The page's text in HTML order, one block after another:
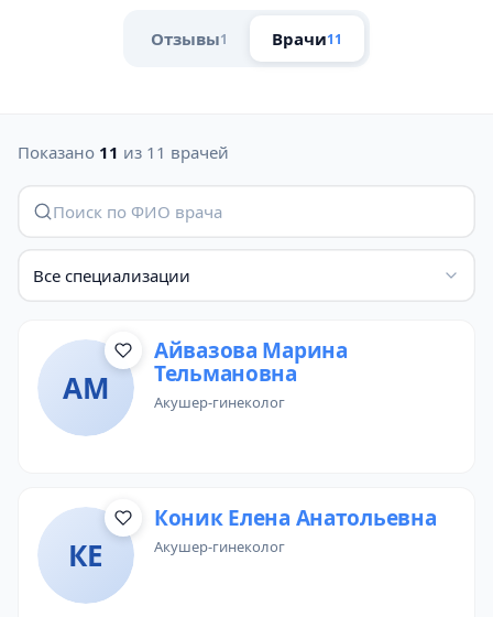
Отзывы1 Врачи11
Показано 11 из 11 врачей
Все специализации
АМ
Айвазова Марина
Тельмановна
акушер-гинеколог
КЕ
Коник Елена Анатольевна
акушер-гинеколог